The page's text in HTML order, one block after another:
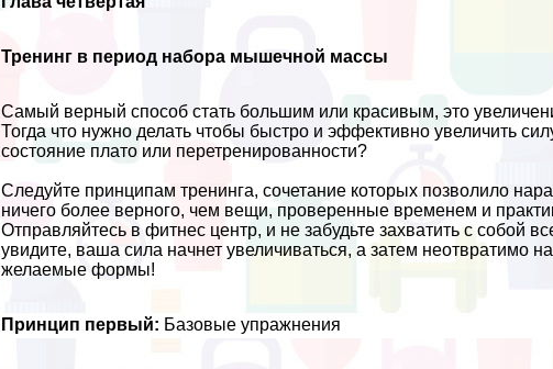
Тренинг в период набора мышечной массы
Самый верный способ стать большим или красивым, это
Тогда что нужно делать чтобы быстро и эффективно увеличить
состояние плато или перетренированности?
Следуйте принципам тренинга, сочетание которых позволило
ничего более верного, чем вещи, проверенные временем и
Отправляйтесь вфитнес центр, и не забудьте захватить с собой
увидите, ваша сила начнет увеличиваться, а затем неотвратимо
желаемые формы!
Принцип первый: Базовые упражнения